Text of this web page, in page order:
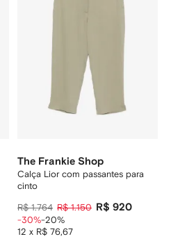
The Frankie Shop
Calça Lior com passantes para
cinto
R$ 1.764 R$ 1.150 R$ 920
12 x R$ 76,67
-30%-20%